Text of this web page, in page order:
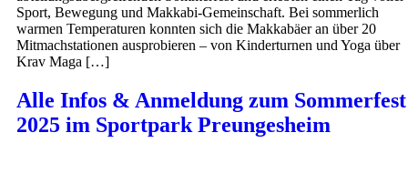
Sport, Bewegung und Makkabi-Gemeinschaft. Bei sommerlich
warmen Temperaturen konnten sich die Makkabäer an über 20
Mitmachstationen ausprobieren – von Kinderturnen und Yoga über
Krav Maga […]
Alle Infos & Anmeldung zum Sommerfest
2025 im Sportpark Preungesheim